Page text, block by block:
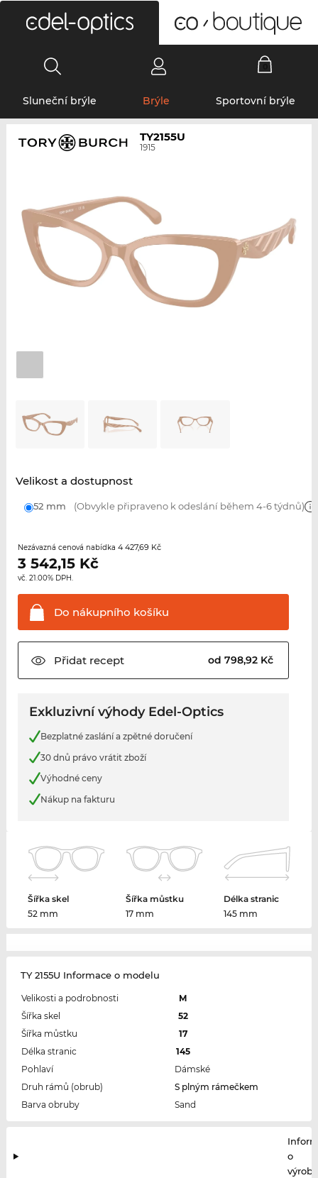
Sluneční brýle Brýle Sportovní brýle
TY2155U
1915
Velikost a dostupnost
52 mm (Obvykle připraveno k odeslání během 4-6 týdnů)
Nezávazná cenová nabídka 4 427,69 Kč
3 542,15Kč
vč. 21.00% DPH.
Do nákupního košíku
Přidatrecept od 798,92 Kč
Exkluzivní výhody Edel-Optics
Bezplatné zaslání a zpětné doručení
30 dnů právo vrátit zboží
Výhodné ceny
Nákup na fakturu
Šířka skel
52 mm
Šířka můstku
17 mm
Délka stranic
145 mm
TY 2155U Informace o modelu
Velikosti a podrobnosti
M
Šířka skel
52
Šířka můstku
17
Délka stranic
145
Pohlaví
Dámské
Druh rámů (obrub)
S plným rámečkem
Barva obruby
Sand
o